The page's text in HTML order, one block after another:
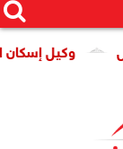
وكيل إسكان